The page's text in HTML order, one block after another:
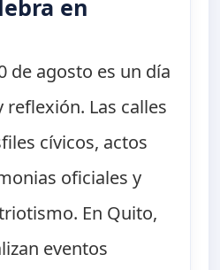
en
de agosto es un día
reflexión. Las calles
cívicos, actos
oficiales y
En Quito,
eventos